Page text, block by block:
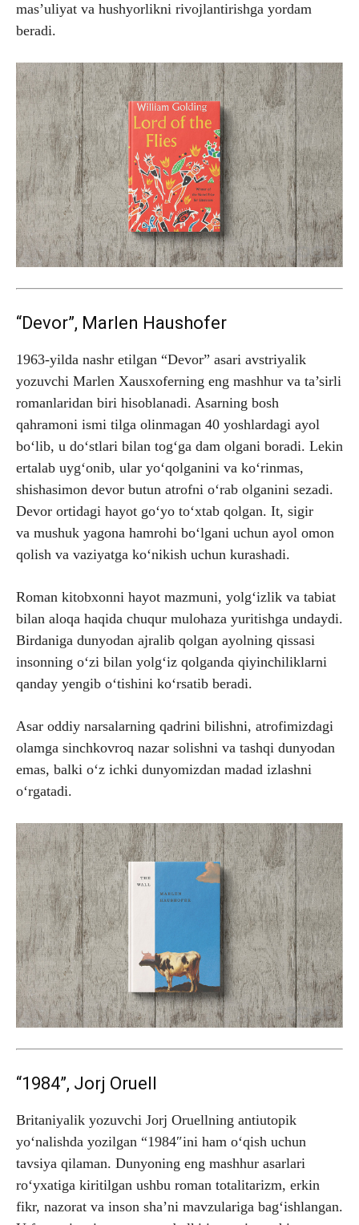
mas’uliyat va hushyorlikni rivojlantirishga yordam
beradi.
“Devor”, Marlen Haushofer
1963-yilda nashr etilgan “Devor” asari avstriyalik
yozuvchi Marlen Xausxoferning eng mashhur va ta’sirli
romanlaridan biri hisoblanadi. Asarning bosh
qahramoni ismi tilga olinmagan 40 yoshlardagi ayol
bo‘lib, u do‘stlari bilan tog‘ga dam olgani boradi. Lekin
ertalab uyg‘onib, ular yo‘qolganini va ko‘rinmas,
shishasimon devor butun atrofni o‘rab olganini sezadi.
Devor ortidagi hayot go‘yo to‘xtab qolgan. It, sigir
va mushuk yagona hamrohi bo‘lgani uchun ayol omon
qolish va vaziyatga ko‘nikish uchun kurashadi.
Roman kitobxonni hayot mazmuni, yolg‘izlik va tabiat
bilan aloqa haqida chuqur mulohaza yuritishga undaydi.
Birdaniga dunyodan ajralib qolgan ayolning qissasi
insonning o‘zi bilan yolg‘iz qolganda qiyinchiliklarni
qanday yengib o‘tishini ko‘rsatib beradi.
Asar oddiy narsalarning qadrini bilishni, atrofimizdagi
olamga sinchkovroq nazar solishni va tashqi dunyodan
emas, balki o‘z ichki dunyomizdan madad izlashni
o‘rgatadi.
“1984”, Jorj Oruell
Britaniyalik yozuvchi Jorj Oruellning antiutopik
yo‘nalishda yozilgan “1984″ini ham o‘qish uchun
tavsiya qilaman. Dunyoning eng mashhur asarlari
ro‘yxatiga kiritilgan ushbu roman totalitarizm, erkin
fikr, nazorat va inson sha’ni mavzulariga bag‘ishlangan.